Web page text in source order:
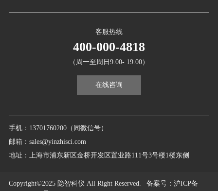
手机：13701760200（同微信号）
邮箱：sales@yinzhisci.com
地址：上海市浦东新区金桥开发区置业路111号3号楼1楼东侧
客服热线
400-000-4818
（周一至周日9:00- 19:00）
在线咨询
Copyright©2025 隐智科仪 All Right Reserved. 备案号：沪ICP备